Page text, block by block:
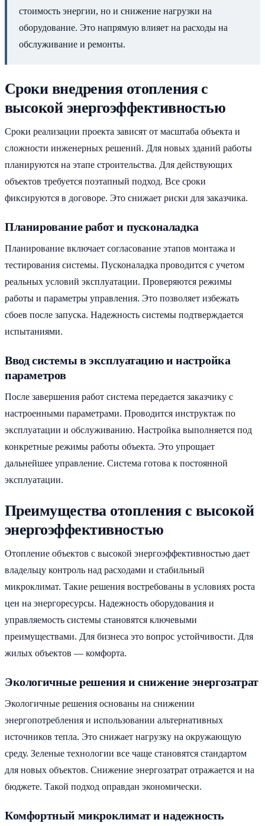
стоимость энергии, но и снижение нагрузки на
оборудование. Это напрямую влияет на расходы на
обслуживание и ремонты.
Сроки внедрения отопления с
высокой энергоэффективностью
Сроки реализации проекта зависят от масштаба объекта и
сложности инженерных решений. Для новых зданий работы
планируются на этапе строительства. Для действующих
объектов требуется поэтапный подход. Все сроки
фиксируются в договоре. Это снижает риски для заказчика.
Планирование работ и пусконаладка
Планирование включает согласование этапов монтажа и
тестирования системы. Пусконаладка проводится с учетом
реальных условий эксплуатации. Проверяются режимы
работы и параметры управления. Это позволяет избежать
сбоев после запуска. Надежность системы подтверждается
испытаниями.
Ввод системы в эксплуатацию и настройка
параметров
После завершения работ система передается заказчику с
настроенными параметрами. Проводится инструктаж по
эксплуатации и обслуживанию. Настройка выполняется под
конкретные режимы работы объекта. Это упрощает
дальнейшее управление. Система готова к постоянной
эксплуатации.
Преимущества отопления с высокой
энергоэффективностью
Отопление объектов с высокой энергоэффективностью дает
владельцу контроль над расходами и стабильный
микроклимат. Такие решения востребованы в условиях роста
цен на энергоресурсы. Надежность оборудования и
управляемость системы становятся ключевыми
преимуществами. Для бизнеса это вопрос устойчивости. Для
жилых объектов — комфорта.
Экологичные решения и снижение энергозатрат
Экологичные решения основаны на снижении
энергопотребления и использовании альтернативных
источников тепла. Это снижает нагрузку на окружающую
среду. Зеленые технологии все чаще становятся стандартом
для новых объектов. Снижение энергозатрат отражается и на
бюджете. Такой подход оправдан экономически.
Комфортный микроклимат и надежность